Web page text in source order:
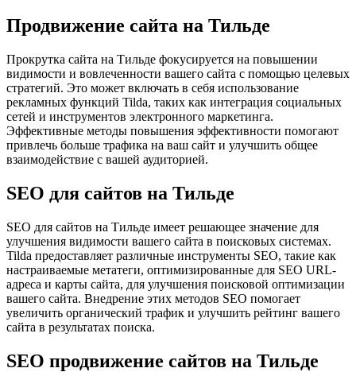
Продвижение сайта на Тильде
Прокрутка сайта на Тильде фокусируется на повышении
видимости и вовлеченности вашего сайта с помощью целевых
стратегий. Это может включать в себя использование
рекламных функций Tilda, таких как интеграция социальных
сетей и инструментов электронного маркетинга.
Эффективные методы повышения эффективности помогают
привлечь больше трафика на ваш сайт и улучшить общее
взаимодействие с вашей аудиторией.
SEO для сайтов на Тильде
SEO для сайтов на Тильде имеет решающее значение для
улучшения видимости вашего сайта в поисковых системах.
Tilda предоставляет различные инструменты SEO, такие как
настраиваемые метатеги, оптимизированные для SEO URL-
адреса и карты сайта, для улучшения поисковой оптимизации
вашего сайта. Внедрение этих методов SEO помогает
увеличить органический трафик и улучшить рейтинг вашего
сайта в результатах поиска.
SEO продвижение сайтов на Тильде